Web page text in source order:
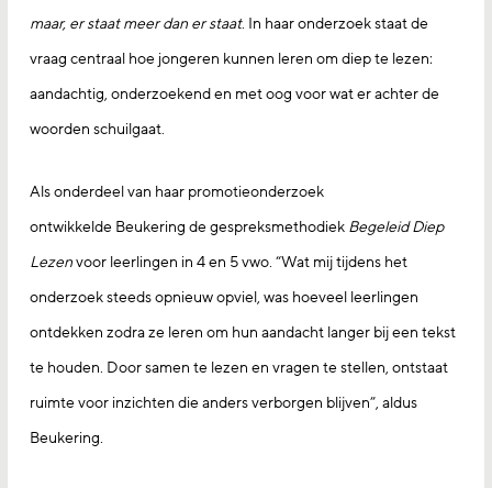
maar, er staat meer dan er staat. In haar onderzoek staat de
vraag centraal hoe jongeren kunnen leren om diep te lezen:
aandachtig, onderzoekend en met oog voor wat er achter de
woorden schuilgaat.
Als onderdeel van haar promotieonderzoek
ontwikkelde Beukering de gespreksmethodiek Begeleid Diep
Lezenvoor leerlingen in 4 en 5 vwo. “Wat mij tijdens het
onderzoek steeds opnieuw opviel, was hoeveel leerlingen
ontdekken zodra ze leren om hun aandacht langer bij een tekst
te houden. Door samen te lezen en vragen te stellen, ontstaat
ruimte voor inzichten die anders verborgen blijven”, aldus
Beukering.